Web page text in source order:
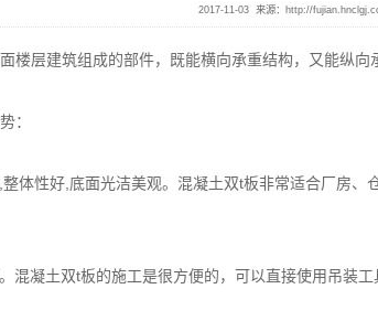
2017-11-03 来源： http://
楼层建筑组成的部件，既能横向承重结构，又能纵向
：
体性好,底面光洁美观。混凝土双t板非常适合厂房
混凝土双t板的施工是很方便的，可以直接使用吊装